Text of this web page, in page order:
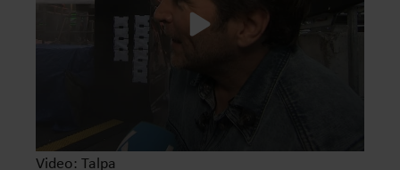
Video: Talpa